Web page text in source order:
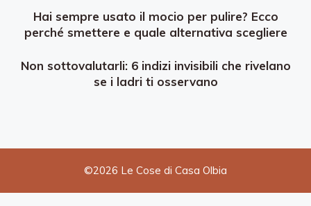
Hai sempre usato il mocio per pulire? Ecco
perché smettere e quale alternativa scegliere
Non sottovalutarli: 6 indizi invisibili che rivelano
se i ladri ti osservano
©2026 Le Cose di Casa Olbia